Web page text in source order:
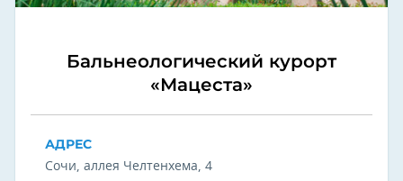
Бальнеологический курорт
«Мацеста»
АДРЕС
Сочи, аллея Челтенхема, 4